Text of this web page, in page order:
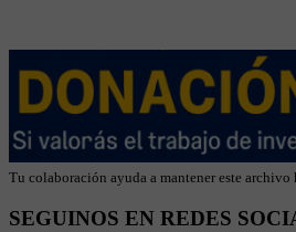
Tu colaboración ayuda a mantener este
SEGUINOS EN REDES